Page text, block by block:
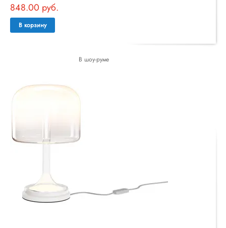
848.00 руб.
В корзину
В шоу-руме